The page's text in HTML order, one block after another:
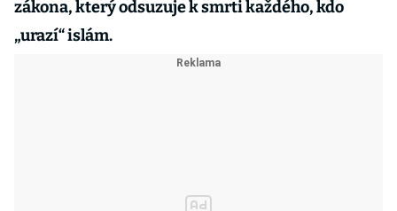
zákona, který odsuzuje k smrti každého, kdo
„urazí“ islám.